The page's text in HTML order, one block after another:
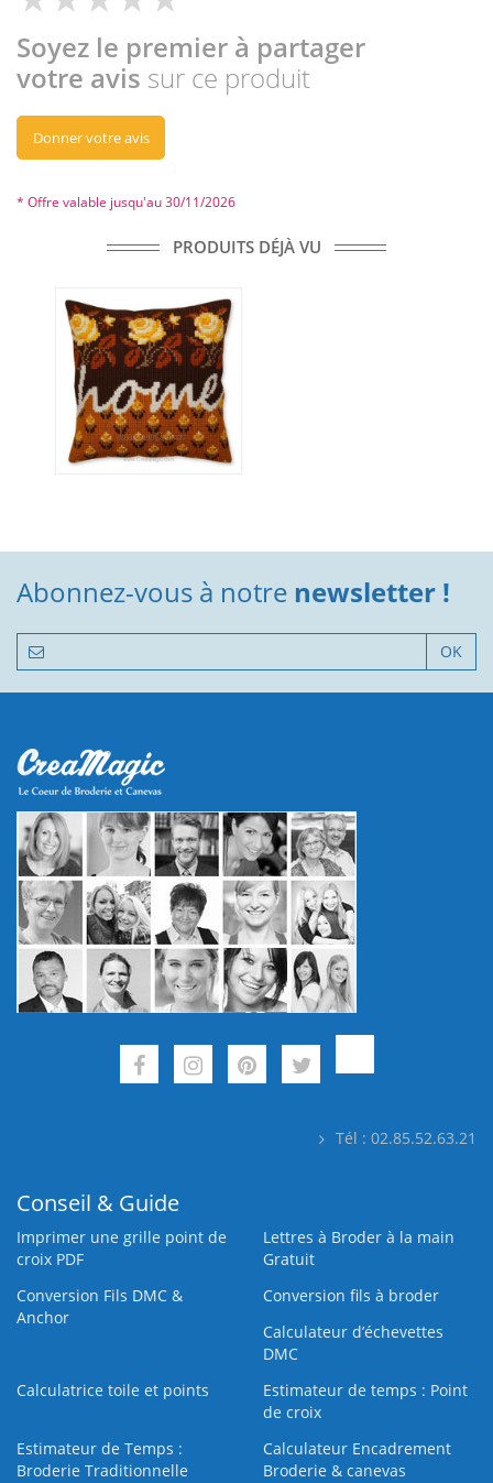
Soyez le premier à partager
votre avis sur ce produit
Donner votre avis
* Offre valable jusqu'au 30/11/2026
PRODUITS DÉJÀ VU
Abonnez-vous à notre newsletter !
OK
Tél : 02.85.52.63.21
Conseil & Guide
Imprimer une grille point de
croix PDF
Lettres à Broder à la main
Gratuit
Conversion Fils DMC &
Anchor
Conversion fils à broder
Calculateur d’échevettes
DMC
Calculatrice toile et points
Estimateur de temps : Point
de croix
Estimateur de Temps :
Broderie Traditionnelle
Calculateur Encadrement
Broderie & canevas